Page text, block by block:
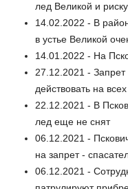
лед Великой и
14.02.2022 - В
в устье Великой
14.01.2022 - На
27.12.2021 -
действовать на
22.12.2021 - В
лед еще не снят
06.12.2021 -
на запрет -
06.12.2021 -